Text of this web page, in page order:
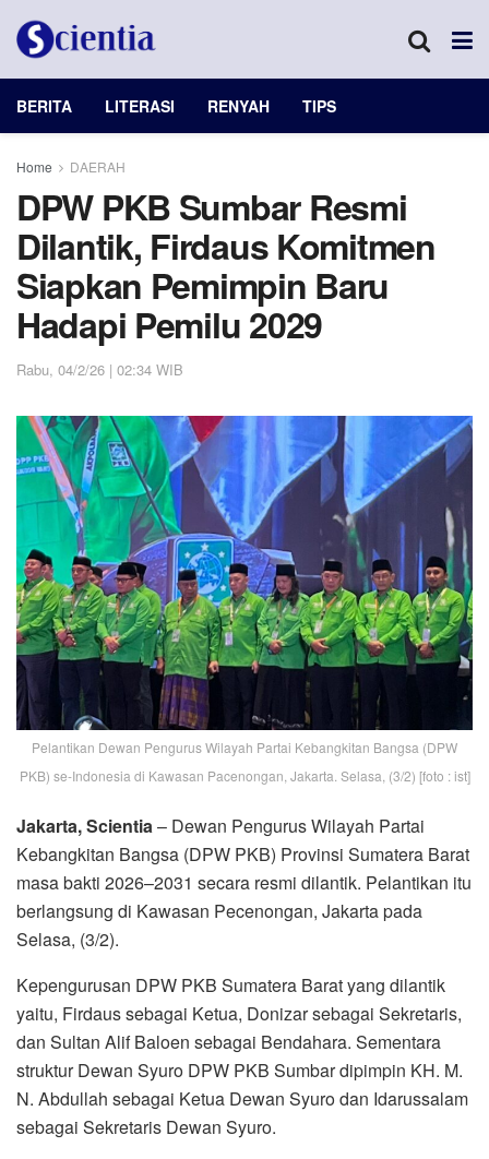
BERITA LITERASI RENYAH TIPS
Home DAERAH
DPW PKB Sumbar Resmi
Dilantik, Firdaus Komitmen
Siapkan Pemimpin Baru
Hadapi Pemilu 2029
Rabu, 04/2/26 | 02:34 WIB
Pelantikan Dewan Pengurus Wilayah Partai Kebangkitan Bangsa (DPW
PKB) se-Indonesia di Kawasan Pacenongan, Jakarta. Selasa, (3/2) [foto : ist]
Jakarta, Scientia– Dewan Pengurus Wilayah Partai
Kebangkitan Bangsa (DPW PKB) Provinsi Sumatera Barat
masa bakti 2026–2031 secara resmi dilantik. Pelantikan itu
berlangsung di Kawasan Pecenongan, Jakarta pada
Selasa, (3/2).
Kepengurusan DPW PKB Sumatera Barat yang dilantik
yaitu, Firdaus sebagai Ketua, Donizar sebagai Sekretaris,
dan Sultan Alif Baloen sebagai Bendahara. Sementara
struktur Dewan Syuro DPW PKB Sumbar dipimpin KH. M.
N. Abdullah sebagai Ketua Dewan Syuro dan Idarussalam
sebagai Sekretaris Dewan Syuro.